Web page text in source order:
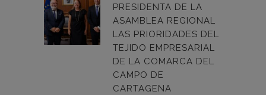
PRESIDENTA DE LA
ASAMBLEA REGIONAL
LAS PRIORIDADES DEL
TEJIDO EMPRESARIAL
DE LA COMARCA DEL
CAMPO DE
CARTAGENA